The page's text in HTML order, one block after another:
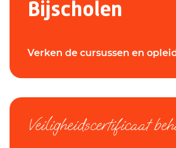
Bijscholen
Verken de cursussen en
Veiligheidscertificaat